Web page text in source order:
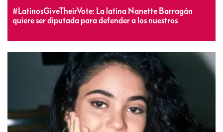
#LatinosGiveTheirVote: La latina Nanette Barragán
quiere ser diputada para defender a los nuestros